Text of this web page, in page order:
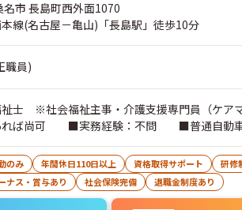
名市 長島町西外面1070
本線(名古屋－亀山)「長島駅」徒歩10分
職員)
士 ※社会福祉主事・介護支援専門員（ケア
れば尚可 ■実務経験：不問 ■普通自動車
のみ 年間休日110日以上 資格取得サポート
研修
ナス・賞与あり 社会保険完備 退職金制度あり